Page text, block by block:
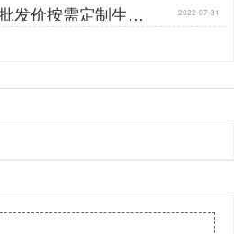
发价按需定制生产 2022-07-31